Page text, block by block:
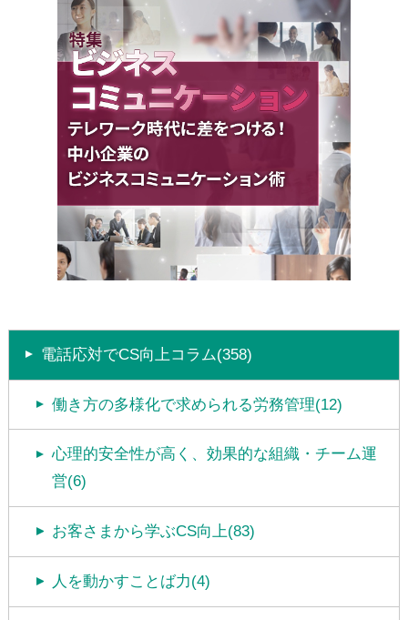
電話応対でCS向上コラム(358)
働き方の多様化で求められる労務管理(12)
心理的安全性が高く、効果的な組織・チーム運
営(6)
お客さまから学ぶCS向上(83)
人を動かすことば力(4)